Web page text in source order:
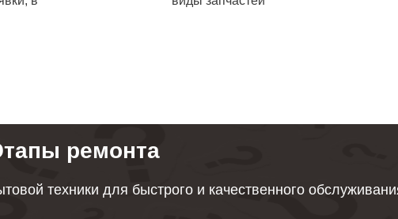
воды
ремонта
техники для быстрого и качественного